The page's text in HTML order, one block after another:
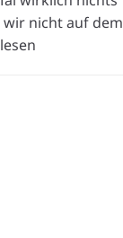
nicht auf dem